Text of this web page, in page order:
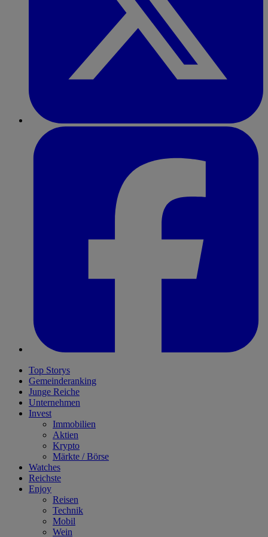
Top Storys
Gemeinderanking
Junge Reiche
Unternehmen
Invest
Immobilien
Aktien
Krypto
Märkte / Börse
Watches
Reichste
Enjoy
Reisen
Technik
Mobil
Wein